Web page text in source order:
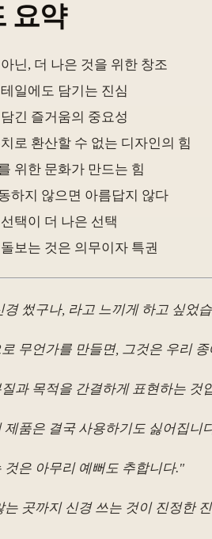
요약
닌, 더 나은 것을 위한 창조
일에도 담기는 진심
긴 즐거움의 중요성
로 환산할 수 없는 디자인의 힘
위한 문화가 만드는 힘
하지 않으면 아름답지 않다
택이 더 나은 선택
보는 것은 의무이자 특권
경 썼구나, 라고 느끼게 하고 싶었
무언가를 만들면, 그것은 우리
과 목적을 간결하게 표현하는 것
제품은 결국 사용하기도 싫어집니
것은 아무리 예뻐도 추합니다."
는 곳까지 신경 쓰는 것이 진정한